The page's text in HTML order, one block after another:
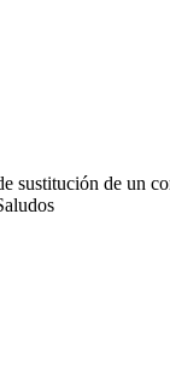
sustitución de un